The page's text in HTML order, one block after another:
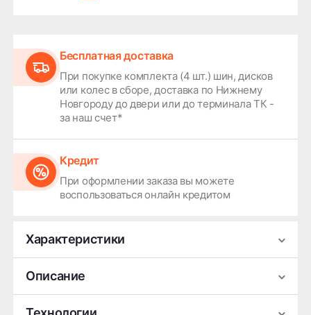
Бесплатная доставка
При покупке комплекта (4 шт.) шин, дисков
или колес в сборе, доставка по Нижнему
Новгороду до двери или до терминала ТК -
за наш счет*
Кредит
При оформлении заказа вы можете
воспользоваться онлайн кредитом
Характеристики
Производитель
Сезонность
Летняя
Ширина
185
Описание
Типоразмер автомобильных шин HiFly HF201